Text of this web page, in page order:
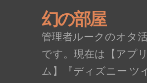
幻の部屋
管理者ルークのオタ
です。現在は【アプ
ム】『ディズニー ツ